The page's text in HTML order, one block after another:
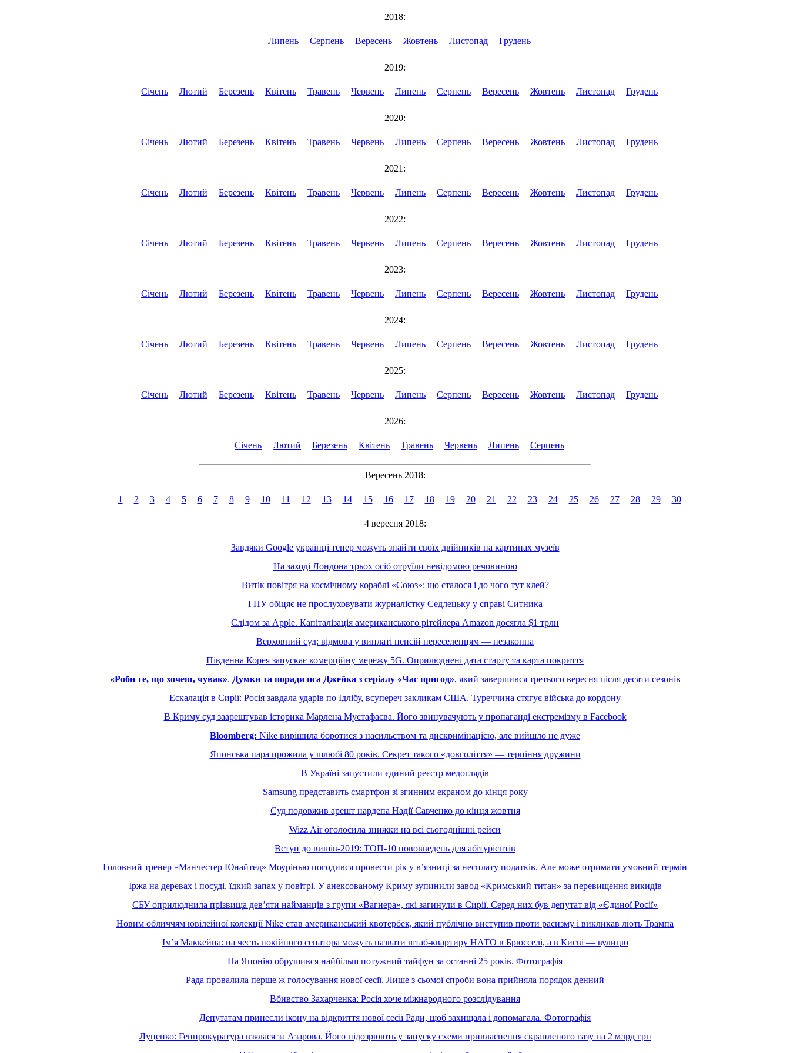
2018:
Липень Серпень Вересень Жовтень Листопад Грудень
2019:
Січень Лютий Березень Квітень Травень Червень Липень Серпень Вересень Жовтень Листопад Грудень
2020:
Січень Лютий Березень Квітень Травень Червень Липень Серпень Вересень Жовтень Листопад Грудень
2021:
Січень Лютий Березень Квітень Травень Червень Липень Серпень Вересень Жовтень Листопад Грудень
2022:
Січень Лютий Березень Квітень Травень Червень Липень Серпень Вересень Жовтень Листопад Грудень
2023:
Січень Лютий Березень Квітень Травень Червень Липень Серпень Вересень Жовтень Листопад Грудень
2024:
Січень Лютий Березень Квітень Травень Червень Липень Серпень Вересень Жовтень Листопад Грудень
2025:
Січень Лютий Березень Квітень Травень Червень Липень Серпень Вересень Жовтень Листопад Грудень
2026:
Січень Лютий Березень Квітень Травень Червень Липень Серпень
Вересень 2018:
1 2 3 4 5 6 7 8 9 10 11 12 13 14 15 16 17 18 19 20 21 22 23 24 25 26 27 28 29 30
4 вересня 2018:
Завдяки Google українці тепер можуть знайти своїх двійників на картинах музеїв
На заході Лондона трьох осіб отруїли невідомою речовиною
Витік повітря на космічному кораблі «Союз»: що сталося і до чого тут клей?
ГПУ обіцяє не прослуховувати журналістку Седлецьку у справі Ситника
Слідом за Apple. Капіталізація американського рітейлера Amazon досягла $1 трлн
Верховний суд: відмова у виплаті пенсій переселенцям — незаконна
Південна Корея запускає комерційну мережу 5G. Оприлюднені дата старту та карта покриття
«Роби те, що хочеш, чувак». Думки та поради пса Джейка з серіалу «Час пригод», який завершився третього вересня після десяти сезонів
Ескалація в Сирії: Росія завдала ударів по Ідлібу, всупереч закликам США. Туреччина стягує війська до кордону
В Криму суд заарештував історика Марлена Мустафаєва. Його звинувачують у пропаганді екстремізму в Facebook
Bloomberg: Nike вирішила боротися з насильством та дискримінацією, але вийшло не дуже
Японська пара прожила у шлюбі 80 років. Секрет такого «довголіття» — терпіння дружини
В Україні запустили єдиний реєстр медоглядів
Samsung представить смартфон зі згинним екраном до кінця року
Суд подовжив арешт нардепа Надії Савченко до кінця жовтня
Wizz Air оголосила знижки на всі сьогоднішні рейси
Вступ до вишів-2019: ТОП-10 нововведень для абітурієнтів
Головний тренер «Манчестер Юнайтед» Моурінью погодився провести рік у вʼязниці за несплату податків. Але може отримати умовний термін
Іржа на деревах і посуді, їдкий запах у повітрі. У анексованому Криму зупинили завод «Кримський титан» за перевищення викидів
СБУ оприлюднила прізвища девʼяти найманців з групи «Вагнера», які загинули в Сирії. Серед них був депутат від «Єдиної Росії»
Новим обличчям ювілейної колекції Nike став американський квотербек, який публічно виступив проти расизму і викликав лють Трампа
Імʼя Маккейна: на честь покійного сенатора можуть назвати штаб-квартиру НАТО в Брюсселі, а в Києві — вулицю
На Японію обрушився найбільш потужний тайфун за останні 25 років. Фотографія
Рада провалила перше ж голосування нової сесії. Лише з сьомої спроби вона прийняла порядок денний
Вбивство Захарченка: Росія хоче міжнародного розслідування
Депутатам принесли ікону на відкриття нової сесії Ради, щоб захищала і допомагала. Фотографія
Луценко: Генпрокуратура взялася за Азарова. Його підозрюють у запуску схеми привласнення скрапленого газу на 2 млрд грн